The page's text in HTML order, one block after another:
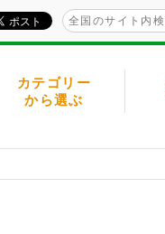
カテゴリー
から選ぶ